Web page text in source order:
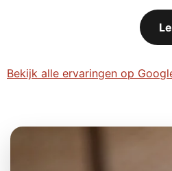
Bekijk alle ervaringen op